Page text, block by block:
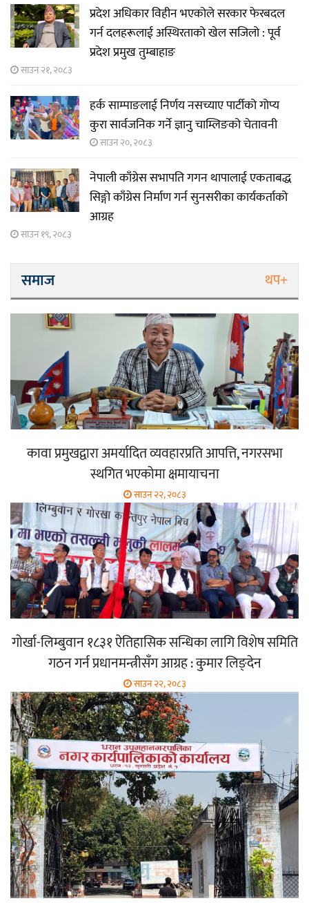
प्रदेश अधिकार विहीन भएकोले सरकार फेरबदल
गर्न दलहरूलाई अस्थिरताको खेल सजिलो : पूर्व
प्रदेश प्रमुख तुम्बाहाङ
साउन २१, २०८३
हर्क साम्पाङलाई निर्णय नसच्याए पार्टीको गोप्य
कुरा सार्वजनिक गर्ने ज्ञानु चाम्लिङको चेतावनी
साउन २०, २०८३
नेपाली काँग्रेस सभापति गगन थापालाई एकताबद्ध
सिङ्गो काँग्रेस निर्माण गर्न सुनसरीका कार्यकर्ताको
आग्रह
साउन १९, २०८३
समाज थप+
कावा प्रमुखद्वारा अमर्यादित व्यवहारप्रति आपत्ति, नगरसभा
स्थगित भएकोमा क्षमायाचना
साउन २२, २०८३
गोर्खा-लिम्बुवान १८३१ ऐतिहासिक सन्धिका लागि विशेष समिति
गठन गर्न प्रधानमन्त्रीसँग आग्रह : कुमार लिङ्देन
साउन २२, २०८३